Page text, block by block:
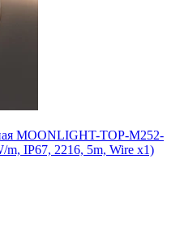
MOONLIGHT-TOP-M252-
IP67, 2216, 5m, Wire x1)